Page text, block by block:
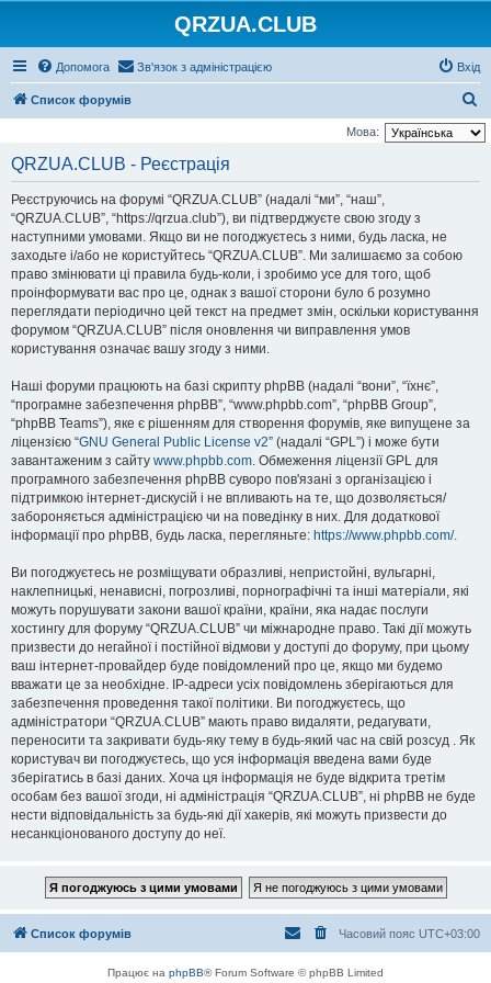
QRZUA.CLUB
Допомога Зв'язок з адміністрацією Вхід
Список форумів
о
Мова:
QRZUA.CLUB - Реєстрація
Реєструючись на форумі “QRZUA.CLUB” (надалі “ми”, “наш”,
“QRZUA.CLUB”, “https://qrzua.club”), ви підтверджуєте свою згоду з
наступними умовами. Якщо ви не погоджуєтесь з ними, будь ласка, не
заходьте і/або не користуйтесь “QRZUA.CLUB”. Ми залишаємо за собою
право змінювати ці правила будь-коли, і зробимо усе для того, щоб
проінформувати вас про це, однак з вашої сторони було б розумно
переглядати періодично цей текст на предмет змін, оскільки користування
форумом “QRZUA.CLUB” після оновлення чи виправлення умов
користування означає вашу згоду з ними.
Наші форуми працюють на базі скрипту phpBB (надалі “вони”, “їхнє”,
“програмне забезпечення phpBB”, “www.phpbb.com”, “phpBB Group”,
“phpBB Teams”), яке є рішенням для створення форумів, яке випущене за
ліцензією “GNU General Public License v2” (надалі “GPL”) і може бути
завантаженим з сайту www.phpbb.com. Обмеження ліцензії GPL для
програмного забезпечення phpBB суворо пов'язані з організацією і
підтримкою інтернет-дискусій і не впливають на те, що дозволяється/
забороняється адміністрацією чи на поведінку в них. Для додаткової
інформації про phpBB, будь ласка, перегляньте: https://www.phpbb.com/.
Ви погоджуєтесь не розміщувати образливі, непристойні, вульгарні,
наклепницькі, ненависні, погрозливі, порнографічні та інші матеріали, які
можуть порушувати закони вашої країни, країни, яка надає послуги
хостингу для форуму “QRZUA.CLUB” чи міжнародне право. Такі дії можуть
призвести до негайної і постійної відмови у доступі до форуму, при цьому
ваш інтернет-провайдер буде повідомлений про це, якщо ми будемо
вважати це за необхідне. IP-адреси усіх повідомлень зберігаються для
забезпечення проведення такої політики. Ви погоджуєтесь, що
адміністратори “QRZUA.CLUB” мають право видаляти, редагувати,
переносити та закривати будь-яку тему в будь-який час на свій розсуд . Як
користувач ви погоджуєтесь, що уся інформація введена вами буде
зберігатись в базі даних. Хоча ця інформація не буде відкрита третім
особам без вашої згоди, ні адміністрація “QRZUA.CLUB”, ні phpBB не буде
нести відповідальність за будь-які дії хакерів, які можуть призвести до
несанкціонованого доступу до неї.
Список форумів Часовий пояс UTC+03:00
Працює на phpBB® Forum Software © phpBB Limited